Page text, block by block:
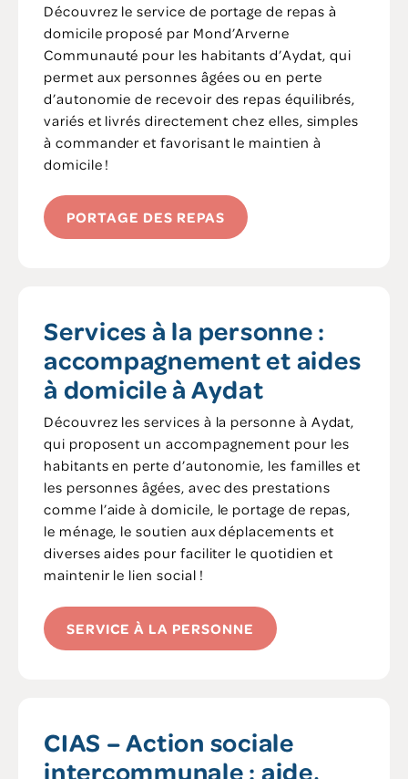
Découvrez le service de portage de repas à
domicile proposé par Mond’Arverne
Communauté pour les habitants d’Aydat, qui
permet aux personnes âgées ou en perte
d’autonomie de recevoir des repas équilibrés,
variés et livrés directement chez elles, simples
à commander et favorisant le maintien à
domicile !
PORTAGE DES REPAS
Services à la personne :
accompagnement et aides
à domicile à Aydat
Découvrez les services à la personne à Aydat,
qui proposent un accompagnement pour les
habitants en perte d’autonomie, les familles et
les personnes âgées, avec des prestations
comme l’aide à domicile, le portage de repas,
le ménage, le soutien aux déplacements et
diverses aides pour faciliter le quotidien et
maintenir le lien social !
SERVICE À LA PERSONNE
CIAS – Action sociale
intercommunale : aide,